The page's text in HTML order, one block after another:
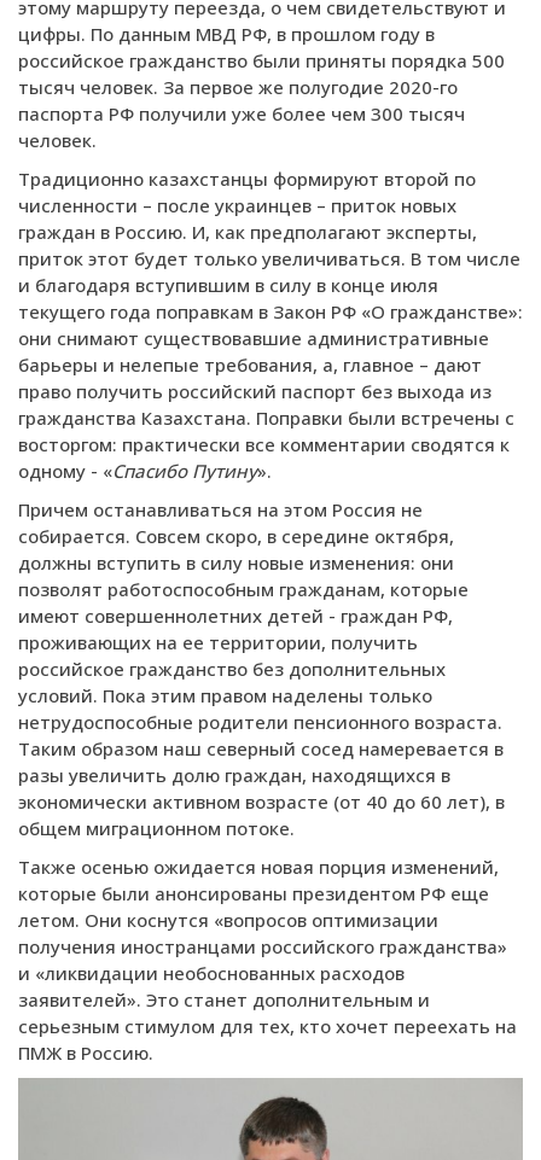
этому маршруту переезда, о чем свидетельствуют и
цифры. По данным МВД РФ, в прошлом году в
российское гражданство были приняты порядка 500
тысяч человек. За первое же полугодие 2020-го
паспорта РФ получили уже более чем 300 тысяч
человек.
Традиционно казахстанцы формируют второй по
численности – после украинцев – приток новых
граждан в Россию. И, как предполагают эксперты,
приток этот будет только увеличиваться. В том числе
и благодаря вступившим в силу в конце июля
текущего года поправкам в Закон РФ «О гражданстве»:
они снимают существовавшие административные
барьеры и нелепые требования, а, главное – дают
право получить российский паспорт без выхода из
гражданства Казахстана. Поправки были встречены с
восторгом: практически все комментарии сводятся к
одному - «Спасибо Путину».
Причем останавливаться на этом Россия не
собирается. Совсем скоро, в середине октября,
должны вступить в силу новые изменения: они
позволят работоспособным гражданам, которые
имеют совершеннолетних детей - граждан РФ,
проживающих на ее территории, получить
российское гражданство без дополнительных
условий. Пока этим правом наделены только
нетрудоспособные родители пенсионного возраста.
Таким образом наш северный сосед намеревается в
разы увеличить долю граждан, находящихся в
экономически активном возрасте (от 40 до 60 лет), в
общем миграционном потоке.
Также осенью ожидается новая порция изменений,
которые были анонсированы президентом РФ еще
летом. Они коснутся «вопросов оптимизации
получения иностранцами российского гражданства»
и «ликвидации необоснованных расходов
заявителей». Это станет дополнительным и
серьезным стимулом для тех, кто хочет переехать на
ПМЖ в Россию.